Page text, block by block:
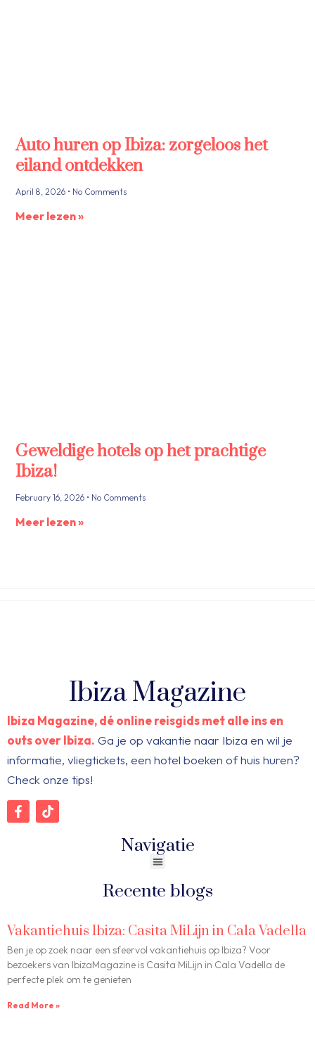
Auto huren op Ibiza: zorgeloos het
eiland ontdekken
April 8, 2026 No Comments
Meer lezen »
Geweldige hotels op het prachtige
Ibiza!
February 16, 2026 No Comments
Meer lezen »
Ibiza Magazine
Ibiza Magazine, dé online reisgids met alle ins en
outs over Ibiza. Ga je op vakantie naar Ibiza en wil je
informatie, vliegtickets, een hotel boeken of huis huren?
Check onze tips!
Navigatie
Recente blogs
Vakantiehuis Ibiza: Casita MiLijn in Cala Vadella
Ben je op zoek naar een sfeervol vakantiehuis op Ibiza? Voor
bezoekers van IbizaMagazine is Casita MiLijn in Cala Vadella de
perfecte plek om te genieten
Read More »